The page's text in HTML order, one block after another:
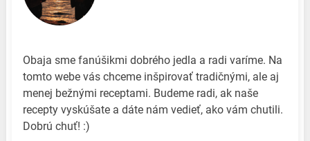
Obaja sme fanúšikmi dobrého jedla a radi varíme. Na
tomto webe vás chceme inšpirovať tradičnými, ale aj
menej bežnými receptami. Budeme radi, ak naše
recepty vyskúšate a dáte nám vedieť, ako vám chutili.
Dobrú chuť! :)